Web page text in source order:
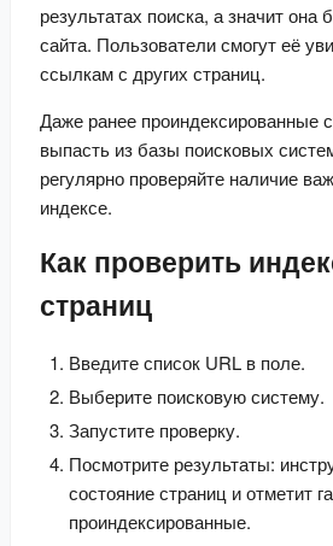
результатах поиска, а значит она
сайта. Пользователи смогут её
ссылкам с других страниц.
Даже ранее проиндексированные
выпасть из базы поисковых
регулярно проверяйте наличие
индексе.
Как проверить
страниц
Введите список URL в поле.
Выберите поисковую систему.
Запустите проверку.
Посмотрите результаты:
состояние страниц и отметит
проиндексированные.